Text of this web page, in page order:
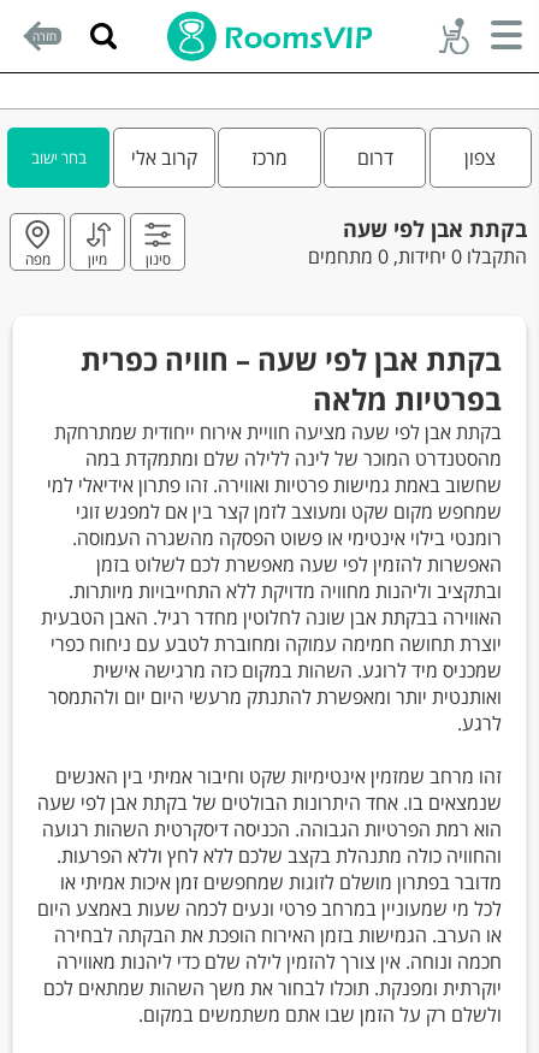
חזרה
צפון דרום מרכז קרוב אלי בחר ישוב
בקתת אבן לפי שעה
התקבלו 0 יחידות, 0 מתחמים סינון מיון מפה
בקתת אבן לפי שעה – חוויה כפרית
בפרטיות מלאה
בקתת אבן לפי שעה מציעה חוויית אירוח ייחודית שמתרחקת
מהסטנדרט המוכר של לינה ללילה שלם ומתמקדת במה
שחשוב באמת גמישות פרטיות ואווירה. זהו פתרון אידיאלי למי
שמחפש מקום שקט ומעוצב לזמן קצר בין אם למפגש זוגי
רומנטי בילוי אינטימי או פשוט הפסקה מהשגרה העמוסה.
האפשרות להזמין לפי שעה מאפשרת לכם לשלוט בזמן
ובתקציב וליהנות מחוויה מדויקת ללא התחייבויות מיותרות.
האווירה בבקתת אבן שונה לחלוטין מחדר רגיל. האבן הטבעית
יוצרת תחושה חמימה עמוקה ומחוברת לטבע עם ניחוח כפרי
שמכניס מיד לרוגע. השהות במקום כזה מרגישה אישית
ואותנטית יותר ומאפשרת להתנתק מרעשי היום יום ולהתמסר
לרגע.
זהו מרחב שמזמין אינטימיות שקט וחיבור אמיתי בין האנשים
שנמצאים בו. אחד היתרונות הבולטים של בקתת אבן לפי שעה
הוא רמת הפרטיות הגבוהה. הכניסה דיסקרטית השהות רגועה
והחוויה כולה מתנהלת בקצב שלכם ללא לחץ וללא הפרעות.
מדובר בפתרון מושלם לזוגות שמחפשים זמן איכות אמיתי או
לכל מי שמעוניין במרחב פרטי ונעים לכמה שעות באמצע היום
או הערב. הגמישות בזמן האירוח הופכת את הבקתה לבחירה
חכמה ונוחה. אין צורך להזמין לילה שלם כדי ליהנות מאווירה
יוקרתית ומפנקת. תוכלו לבחור את משך השהות שמתאים לכם
ולשלם רק על הזמן שבו אתם משתמשים במקום.